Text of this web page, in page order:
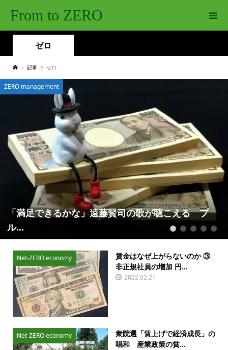
From to ZERO
ゼロ
記事 ゼロ
ZERO management
「満足できるかな」遠藤賢司の歌が聴こえる プ
ル...
1 2 3 4 5
Net-ZERO economy
賃金はなぜ上がらないのか ③
非正規社員の増加 円...
2022.02.21
Net-ZERO economy
衆院選「賃上げで経済成長」の
唱和 産業政策の貧...